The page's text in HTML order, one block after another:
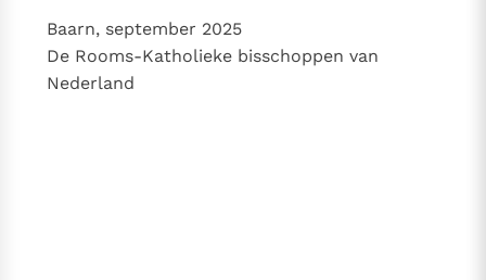
Baarn, september 2025
De Rooms-Katholieke bisschoppen van
Nederland